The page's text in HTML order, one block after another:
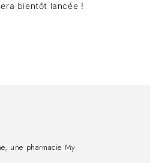
bientôt lancée !
une pharmacie My